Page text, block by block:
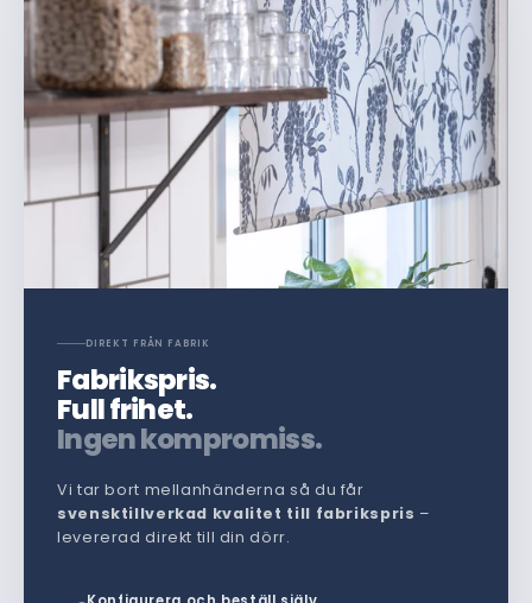
DIREKT FRÅN FABRIK
Fabrikspris.
Full frihet.
Ingen kompromiss.
Vi tar bort mellanhänderna så du får
svensktillverkad kvalitet till fabrikspris –
levererad direkt till din dörr.